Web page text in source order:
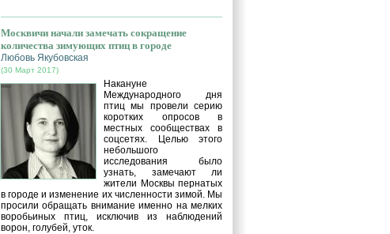
Москвичи начали замечать сокращение
количества зимующих птиц в городе
Любовь Якубовская
(30 Март 2017)
Накануне
Международного дня
птиц мы провели серию
коротких опросов в
местных сообществах в
соцсетях. Целью этого
небольшого
исследования было
узнать, замечают ли
жители Москвы пернатых
в городе и изменение их численности зимой. Мы
просили обращать внимание именно на мелких
воробьиных птиц, исключив из наблюдений
ворон, голубей, уток.